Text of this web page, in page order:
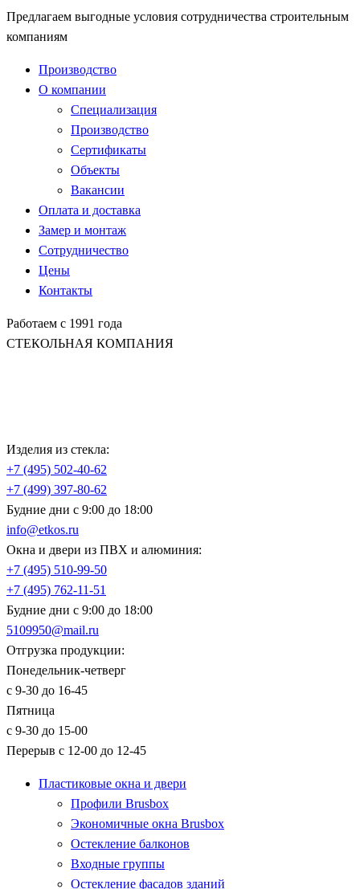
Предлагаем выгодные условия сотрудничества строительным
компаниям
Производство
О компании
Специализация
Производство
Сертификаты
Объекты
Вакансии
Оплата и доставка
Замер и монтаж
Сотрудничество
Цены
Контакты
Работаем с 1991 года
СТЕКОЛЬНАЯ КОМПАНИЯ
Изделия из стекла:
+7 (495) 502-40-62
+7 (499) 397-80-62
Будние дни с 9:00 до 18:00
info@etkos.ru
Окна и двери из ПВХ и алюминия:
+7 (495) 510-99-50
+7 (495) 762-11-51
Будние дни с 9:00 до 18:00
5109950@mail.ru
Отгрузка продукции:
Понедельник-четверг
с 9-30 до 16-45
Пятница
с 9-30 до 15-00
Перерыв с 12-00 до 12-45
Пластиковые окна и двери
Профили Brusbox
Экономичные окна Brusbox
Остекление балконов
Входные группы
Остекление фасадов зданий